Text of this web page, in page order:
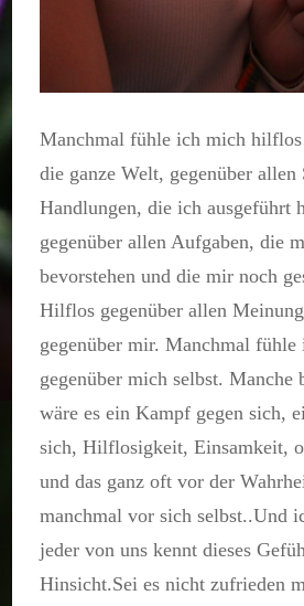
Manchmal fühle ich mich
die ganze Welt, gegenüber
Handlungen, die ich ausgeführt
gegenüber allen Aufgaben, die
bevorstehen und die mir noch
Hilflos gegenüber allen
gegenüber mir. Manchmal
gegenüber mich selbst. Manche
wäre es ein Kampf gegen sich,
sich, Hilflosigkeit, Einsamkeit,
und das ganz oft vor der
manchmal vor sich selbst..Und
jeder von uns kennt dieses
Hinsicht.Sei es nicht zufrieden